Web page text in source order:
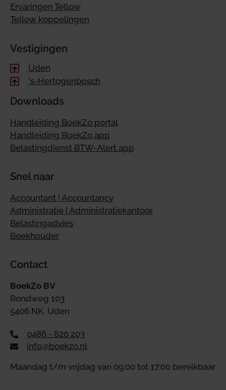
Ervaringen Tellow
Tellow koppelingen
Vestigingen
Uden
's-Hertogenbosch
Downloads
Handleiding BoekZo portal
Handleiding BoekZo app
Belastingdienst BTW-Alert app
Snel naar
Accountant | Accountancy
Administratie | Administratiekantoor
Belastingadvies
Boekhouder
Contact
BoekZo BV
Rondweg 103
5406 NK, Uden
0486 - 820 203
info@boekzo.nl
Maandag t/m vrijdag van 09:00 tot 17:00 bereikbaar